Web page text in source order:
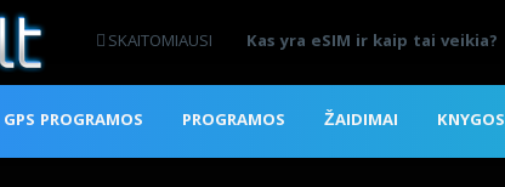
SKAITOMIAUSI Kas yra eSIM ir kaip tai veikia?
GPS PROGRAMOS PROGRAMOS ŽAIDIMAI KNYGOS